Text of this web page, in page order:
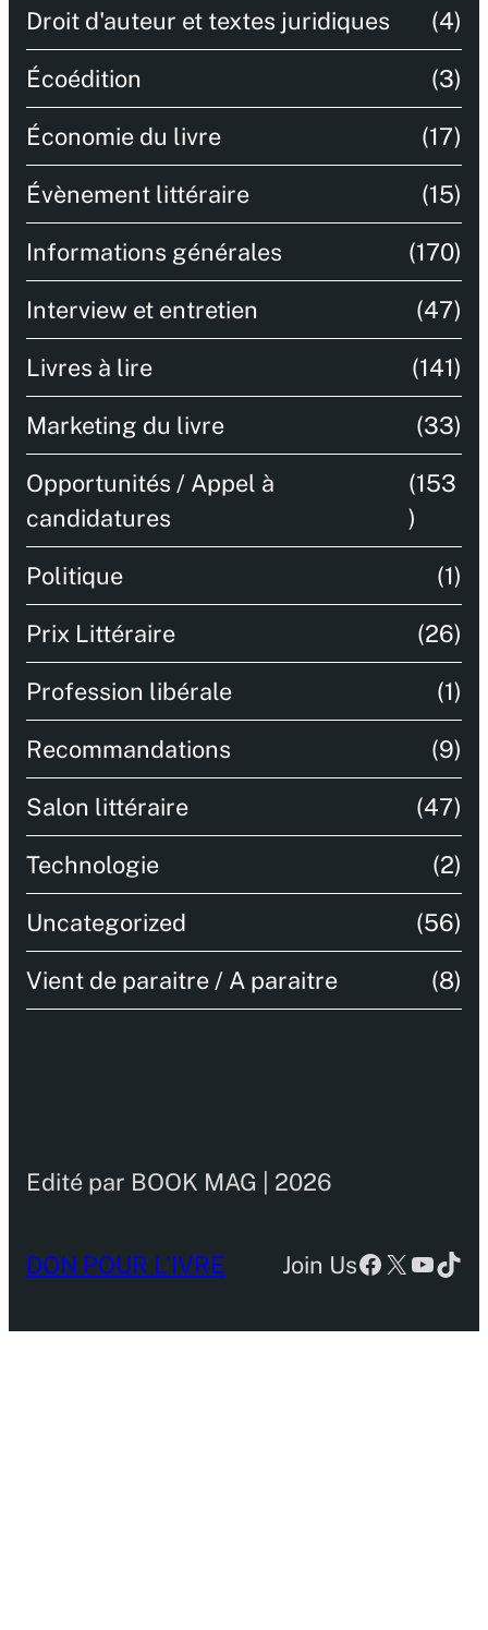
Droit d'auteur et textes juridiques (4)
Écoédition (3)
Économie du livre (17)
Évènement littéraire (15)
Informations générales (170)
Interview et entretien (47)
Livres à lire (141)
Marketing du livre (33)
Opportunités / Appel à
candidatures
(153
)
Politique (1)
Prix Littéraire (26)
Profession libérale (1)
Recommandations (9)
Salon littéraire (47)
Technologie (2)
Uncategorized (56)
Vient de paraitre / A paraitre (8)
Edité par BOOK MAG | 2026
DON POUR L’IVRE Join UsFacebook
X